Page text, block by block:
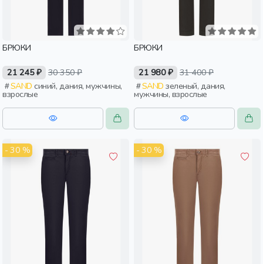
БРЮКИ
21 245 ₽ 30 350 ₽
SAND синий, дания, мужчины,
взрослые
БРЮКИ
21 980 ₽ 31 400 ₽
SAND зеленый, дания,
мужчины, взрослые
- 30 % - 30 %